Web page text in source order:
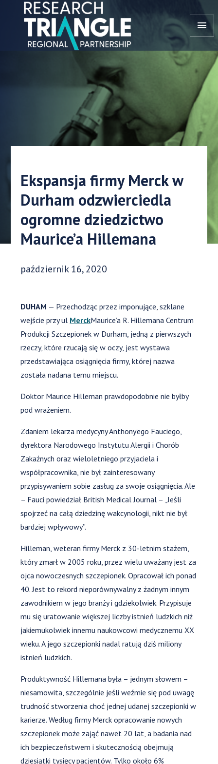
Przejdź do treści
menu
Ekspansja firmy Merck w
Durham odzwierciedla
ogromne dziedzictwo
Maurice’a Hillemana
Data opublikowania:
październik 16, 2020
DUHAM — Przechodząc przez imponujące, szklane
wejście przy ul MerckMaurice’a R. Hillemana Centrum
Produkcji Szczepionek w Durham, jedną z pierwszych
rzeczy, które rzucają się w oczy, jest wystawa
przedstawiająca osiągnięcia firmy, której nazwa
została nadana temu miejscu.
Doktor Maurice Hilleman prawdopodobnie nie byłby
pod wrażeniem.
Zdaniem lekarza medycyny Anthony'ego Fauciego,
dyrektora Narodowego Instytutu Alergii i Chorób
Zakaźnych oraz wieloletniego przyjaciela i
współpracownika, nie był zainteresowany
przypisywaniem sobie zasług za swoje osiągnięcia. Ale
– Fauci powiedział British Medical Journal – „Jeśli
spojrzeć na całą dziedzinę wakcynologii, nikt nie był
bardziej wpływowy”.
Hilleman, weteran firmy Merck z 30-letnim stażem,
który zmarł w 2005 roku, przez wielu uważany jest za
ojca nowoczesnych szczepionek. Opracował ich ponad
40. Jest to rekord nieporównywalny z żadnym innym
zawodnikiem w jego branży i gdziekolwiek. Przypisuje
mu się uratowanie większej liczby istnień ludzkich niż
jakiemukolwiek innemu naukowcowi medycznemu XX
wieku. A jego szczepionki nadal ratują dziś miliony
istnień ludzkich.
Produktywność Hillemana była – jednym słowem –
niesamowita, szczególnie jeśli weźmie się pod uwagę
trudność stworzenia choć jednej udanej szczepionki w
karierze. Według firmy Merck opracowanie nowych
szczepionek może zająć nawet 20 lat, a badania nad
ich bezpieczeństwem i skutecznością obejmują
dziesiątki tysięcy pacjentów. Tylko około 6%